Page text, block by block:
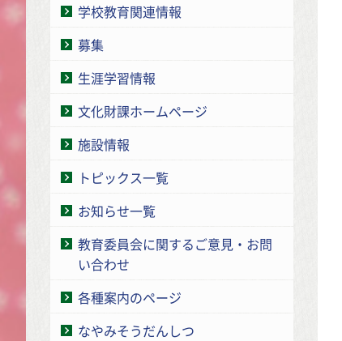
学校教育関連情報
募集
生涯学習情報
文化財課ホームページ
施設情報
トピックス一覧
お知らせ一覧
教育委員会に関するご意見・お問
い合わせ
各種案内のページ
なやみそうだんしつ